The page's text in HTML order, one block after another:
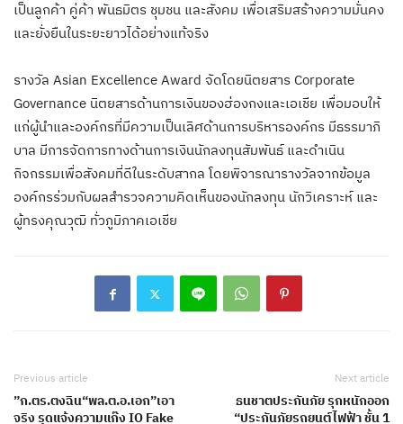
เป็นลูกค้า คู่ค้า พันธมิตร ชุมชน และสังคม เพื่อเสริมสร้างความมั่นคง
และยั่งยืนในระยะยาวได้อย่างแท้จริง
รางวัล Asian Excellence Award จัดโดยนิตยสาร Corporate
Governance นิตยสารด้านการเงินของฮ่องกงและเอเชีย เพื่อมอบให้
แก่ผู้นำและองค์กรที่มีความเป็นเลิศด้านการบริหารองค์กร มีธรรมาภิ
บาล มีการจัดการทางด้านการเงินนักลงทุนสัมพันธ์ และดำเนิน
กิจกรรมเพื่อสังคมที่ดีในระดับสากล โดยพิจารณารางวัลจากข้อมูล
องค์กรร่วมกับผลสำรวจความคิดเห็นของนักลงทุน นักวิเคราะห์ และ
ผู้ทรงคุณวุฒิ ทั่วภูมิภาคเอเชีย
Previous article
”ก.ตร.ตงฉิน“พล.ต.อ.เอก”เอา
จริง รุดแจ้งความแก๊ง IO Fake
Next article
ธนชาตประกันภัย รุกหนักออก
“ประกันภัยรถยนต์ไฟฟ้า ชั้น 1